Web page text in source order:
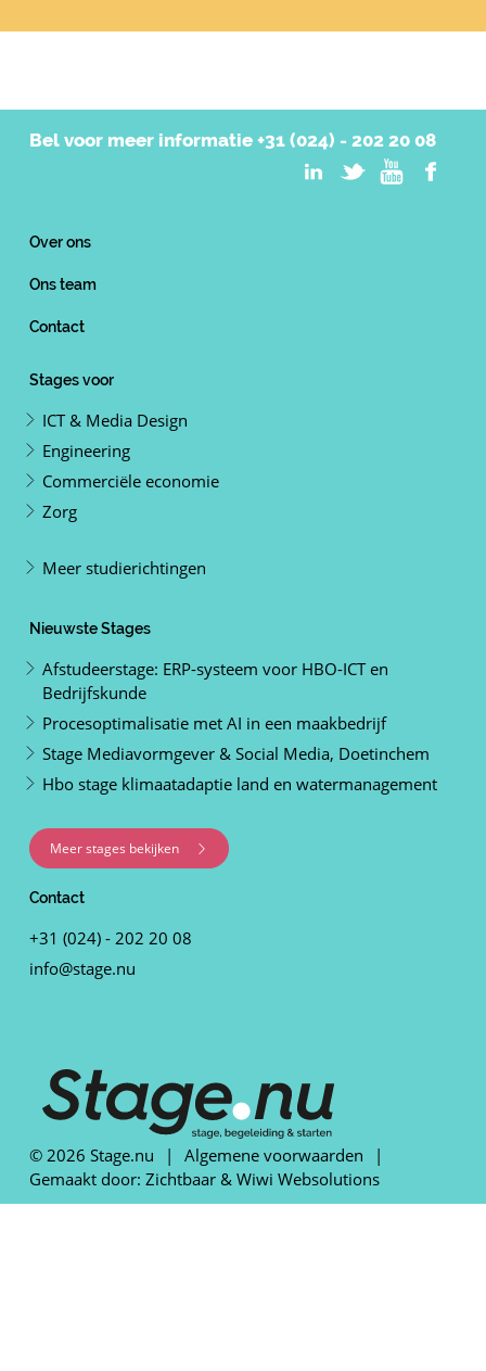
Bel voor meer informatie +31 (024) - 202 20 08
Over ons
Ons team
Contact
Stages voor
ICT & Media Design
Engineering
Commerciële economie
Zorg
Meer studierichtingen
Nieuwste Stages
Afstudeerstage: ERP-systeem voor HBO-ICT en
Bedrijfskunde
Procesoptimalisatie met AI in een maakbedrijf
Stage Mediavormgever & Social Media, Doetinchem
Hbo stage klimaatadaptie land en watermanagement
Meer stages bekijken
Contact
+31 (024) - 202 20 08
info@stage.nu
© 2026 Stage.nu | Algemene voorwaarden
|
Gemaakt door: Zichtbaar & Wiwi Websolutions